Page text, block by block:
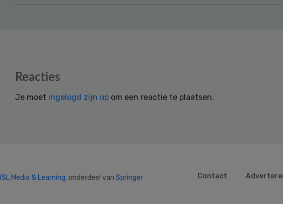
Reacties
Je moet ingelogd zijn op om een reactie te plaatsen.
Media & Learning, onderdeel van Springer
Contact